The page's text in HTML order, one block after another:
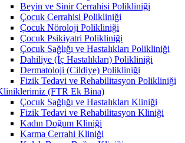
Beyin ve Sinir Cerrahisi Polikliniği
Çocuk Cerrahisi Polikliniği
Çocuk Nöroloji Polikliniği
Çocuk Psikiyatri Polikliniği
Çocuk Sağlığı ve Hastalıkları Polikliniği
Dahiliye (İç Hastalıkları) Polikliniği
Dermatoloji (Cildiye) Polikliniği
Fizik Tedavi ve Rehabilitasyon Polikliniği
(FTR Ek Bina)
Çocuk Sağlığı ve Hastalıkları Kliniği
Fizik Tedavi ve Rehabilitasyon Kliniği
Kadın Doğum Kliniği
Karma Cerrahi Kliniği